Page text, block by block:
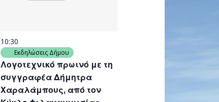
Λογοτεχνικό πρωινό με τη
συγγραφέα Δήμητρα
Χαραλάμπους, από τον
10:30
Εκδηλώσεις Δήμου